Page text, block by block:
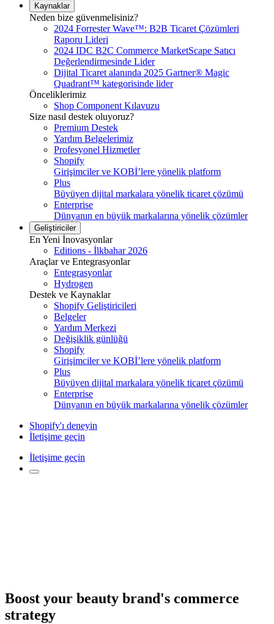
Kaynaklar
Neden bize güvenmelisiniz?
2024 Forrester Wave™: B2B Ticaret Çözümleri
Raporu Lideri
2024 IDC B2C Commerce MarketScape Satıcı
Değerlendirmesinde Lider
Dijital Ticaret alanında 2025 Gartner® Magic
Quadrant™ kategorisinde lider
Önceliklerimiz
Shop Component Kılavuzu
Size nasıl destek oluyoruz?
Premium Destek
Yardım Belgelerimiz
Profesyonel Hizmetler
Shopify
Girişimciler ve KOBİ’lere yönelik platform
Plus
Büyüyen dijital markalara yönelik ticaret çözümü
Enterprise
Dünyanın en büyük markalarına yönelik çözümler
Geliştiriciler
En Yeni İnovasyonlar
Editions - İlkbahar 2026
Araçlar ve Entegrasyonlar
Entegrasyonlar
Hydrogen
Destek ve Kaynaklar
Shopify Geliştiricileri
Belgeler
Yardım Merkezi
Değişiklik günlüğü
Shopify
Girişimciler ve KOBİ’lere yönelik platform
Plus
Büyüyen dijital markalara yönelik ticaret çözümü
Enterprise
Dünyanın en büyük markalarına yönelik çözümler
Shopify'ı deneyin
İletişime geçin
İletişime geçin
Boost your beauty brand's commerce
strategy